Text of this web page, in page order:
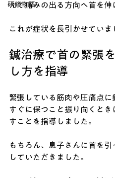
研修物語
えて痛みの出る方向へ首を伸
これが症状を長引かせていま
鍼治療で首の緊張
し方を指導
緊張している筋肉や圧痛点に
すぐに保つこと振り向くと
すことを指導しました。
もちろん、息子さんに首を
していただきました。